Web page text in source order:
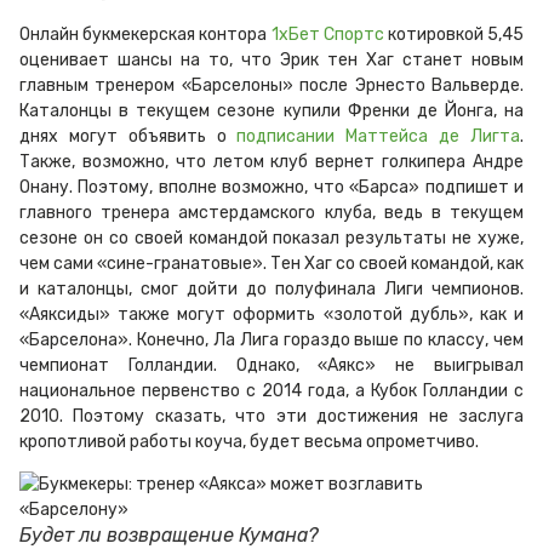
Онлайн букмекерская контора 1хБет Спортс котировкой 5,45
оценивает шансы на то, что Эрик тен Хаг станет новым
главным тренером «Барселоны» после Эрнесто Вальверде.
Каталонцы в текущем сезоне купили Френки де Йонга, на
днях могут объявить оподписании Маттейса де Лигта.
Также, возможно, что летом клуб вернет голкипера Андре
Онану. Поэтому, вполне возможно, что «Барса» подпишет и
главного тренера амстердамского клуба, ведь в текущем
сезоне он со своей командой показал результаты не хуже,
чем сами «сине-гранатовые». Тен Хаг со своей командой, как
и каталонцы, смог дойти до полуфинала Лиги чемпионов.
«Аяксиды» также могут оформить «золотой дубль», как и
«Барселона». Конечно, Ла Лига гораздо выше по классу, чем
чемпионат Голландии. Однако, «Аякс» не выигрывал
национальное первенство с 2014 года, а Кубок Голландии с
2010. Поэтому сказать, что эти достижения не заслуга
кропотливой работы коуча, будет весьма опрометчиво.
Будет ли возвращение Кумана?